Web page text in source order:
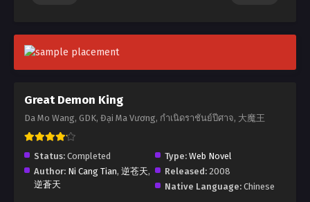
Great Demon King
Da Mo Wang, GDK, Đại Ma Vương, กำเนิดราชันย์ปีศาจ, 大魔王
Status: Completed Type: Web Novel
Author: Ni Cang Tian, 逆苍天,
逆蒼天
Released: 2008
Native Language: Chinese